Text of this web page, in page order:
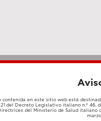
TARJETA
DE
contenida en este sitio web está
del Decreto Legislativo italiano n.º 46,
del Ministerio de Salud italiano